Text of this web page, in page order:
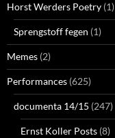
Horst Werders Poetry (1)
Sprengstoff fegen (1)
Memes (2)
Performances (625)
documenta 14/15 (247)
Ernst Koller Posts (8)